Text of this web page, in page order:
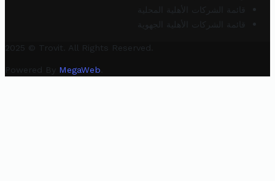
قائمة الشركات الأهلية المحلية
قائمة الشركات الأهلية الجهوية
2025 © Trovit. All Rights Reserved.
Powered By MegaWeb